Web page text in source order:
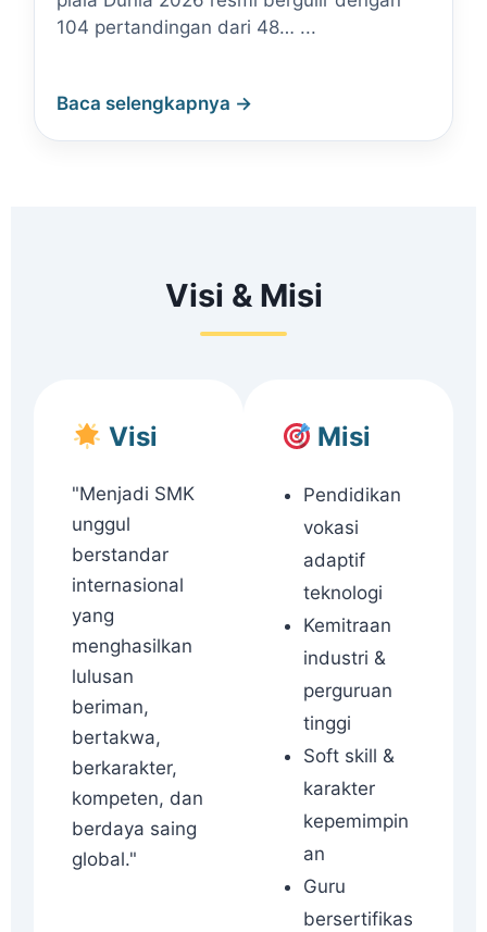
104 pertandingan dari 48… ...
Baca selengkapnya →
Visi & Misi
Visi
"Menjadi SMK
unggul
berstandar
internasional
yang
menghasilkan
lulusan
beriman,
bertakwa,
berkarakter,
kompeten, dan
berdaya saing
global."
Misi
Pendidikan
vokasi
adaptif
teknologi
Kemitraan
industri &
perguruan
tinggi
Soft skill &
karakter
kepemimpin
an
Guru
bersertifikas